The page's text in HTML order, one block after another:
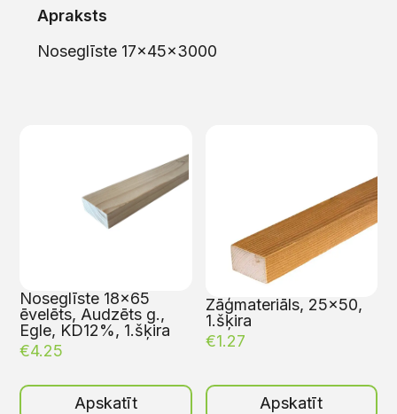
Apraksts
Noseglīste 17x45x3000
Noseglīste 18×65
ēvelēts, Audzēts g.,
Egle, KD12%, 1.šķira
€4.25
Apskatīt
Zāģmateriāls, 25×50,
1.šķira
€1.27
Apskatīt